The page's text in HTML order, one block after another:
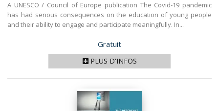
A UNESCO / Council of Europe publication The Covid-19 pandemic
has had serious consequences on the education of young people
and their ability to engage and participate meaningfully. In...
Prix
Gratuit
PLUS D'INFOS